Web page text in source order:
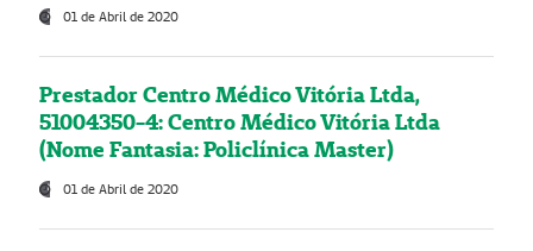
01 de Abril de 2020
Prestador Centro Médico Vitória Ltda,
51004350-4: Centro Médico Vitória Ltda
(Nome Fantasia: Policlínica Master)
01 de Abril de 2020